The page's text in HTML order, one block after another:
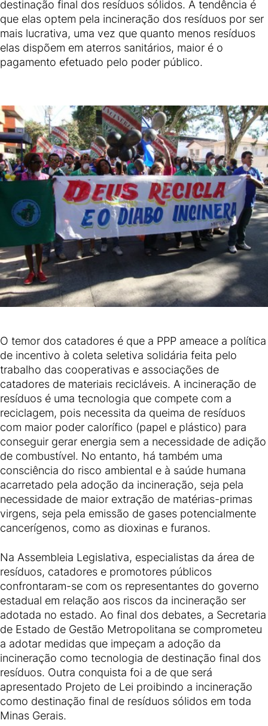
destinação final dos resíduos sólidos. A tendência é
que elas optem pela incineração dos resíduos por ser
mais lucrativa, uma vez que quanto menos resíduos
elas dispõem em aterros sanitários, maior é o
pagamento efetuado pelo poder público.
O temor dos catadores é que a PPP ameace a política
de incentivo à coleta seletiva solidária feita pelo
trabalho das cooperativas e associações de
catadores de materiais recicláveis. A incineração de
resíduos é uma tecnologia que compete com a
reciclagem, pois necessita da queima de resíduos
com maior poder calorífico (papel e plástico) para
conseguir gerar energia sem a necessidade de adição
de combustível. No entanto, há também uma
consciência do risco ambiental e à saúde humana
acarretado pela adoção da incineração, seja pela
necessidade de maior extração de matérias-primas
virgens, seja pela emissão de gases potencialmente
cancerígenos, como as dioxinas e furanos.
Na Assembleia Legislativa, especialistas da área de
resíduos, catadores e promotores públicos
confrontaram-se com os representantes do governo
estadual em relação aos riscos da incineração ser
adotada no estado. Ao final dos debates, a Secretaria
de Estado de Gestão Metropolitana se comprometeu
a adotar medidas que impeçam a adoção da
incineração como tecnologia de destinação final dos
resíduos. Outra conquista foi a de que será
apresentado Projeto de Lei proibindo a incineração
como destinação final de resíduos sólidos em toda
Minas Gerais.